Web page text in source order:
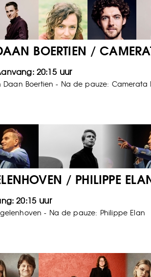
BOERTIEN /
20:15
Daan Boertien - Na de pauze: Camerata
/ PHILIPPE
20:15
- Na de pauze: Philippe Elan